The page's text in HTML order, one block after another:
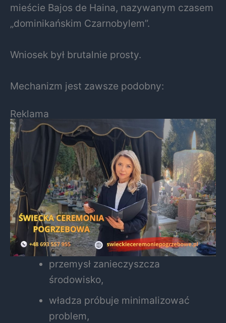
mieście Bajos de Haina, nazywanym czasem
„dominikańskim Czarnobylem”.
Wniosek był brutalnie prosty.
Mechanizm jest zawsze podobny:
Reklama
przemysł zanieczyszcza
środowisko,
władza próbuje minimalizować
problem,